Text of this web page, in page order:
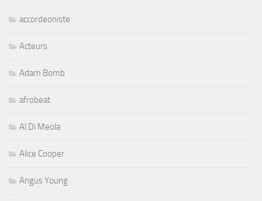
accordeoniste
Acteurs
Adam Bomb
afrobeat
Al Di Meola
Alice Cooper
Angus Young